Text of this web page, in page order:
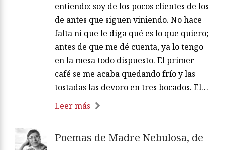
entiendo: soy de los pocos clientes de los
de antes que siguen viniendo. No hace
falta ni que le diga qué es lo que quiero;
antes de que me dé cuenta, ya lo tengo
en la mesa todo dispuesto. El primer
café se me acaba quedando frío y las
tostadas las devoro en tres bocados. El…
Leer más
Poemas de Madre Nebulosa, de